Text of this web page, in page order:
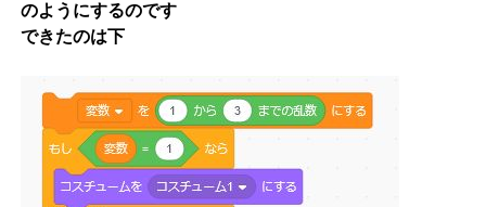
のようにするのです
できたのは下